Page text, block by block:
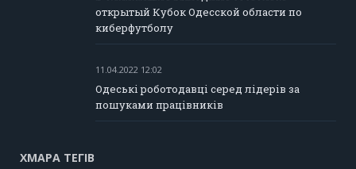
открытый Кубок Одесской области по
киберфутболу
11.04.2022 12:02
Одеські роботодавці серед лідерів за
пошуками працівників
ХМАРА ТЕГІВ